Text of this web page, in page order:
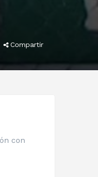
Compartir
con